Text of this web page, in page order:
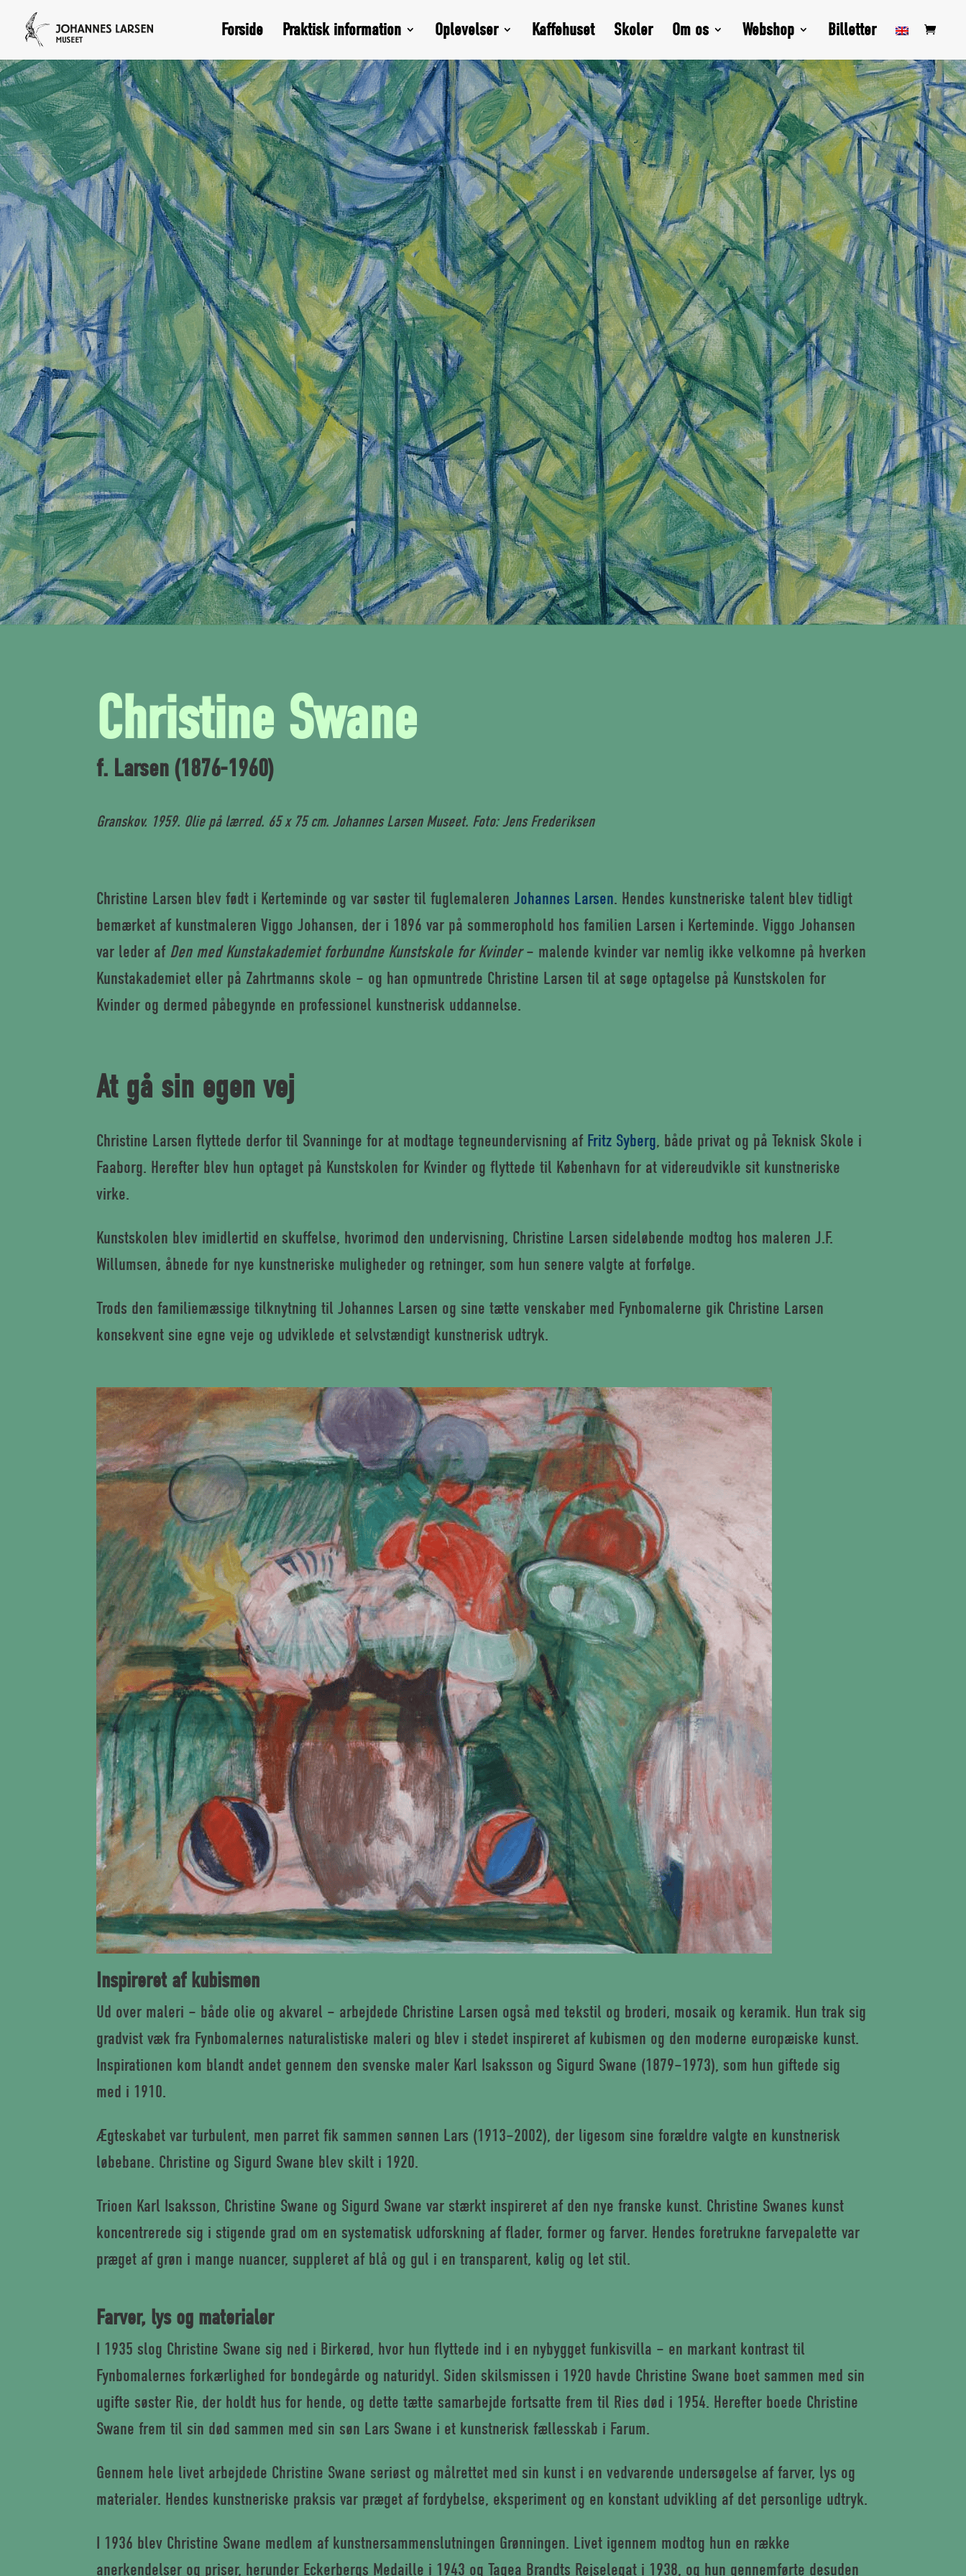
Forside Praktisk information Oplevelser Kaffehuset Skoler Om os Webshop Billetter
Christine Swane
f. Larsen (1876-1960)
Granskov. 1959. Olie på lærred. 65 x 75 cm. Johannes Larsen Museet. Foto: Jens Frederiksen
Christine Larsen blev født i Kerteminde og var søster til fuglemalerenJohannes Larsen. Hendes kunstneriske talent blev tidligt
bemærket af kunstmaleren Viggo Johansen, der i 1896 var på sommerophold hos familien Larsen i Kerteminde. Viggo Johansen
var leder af Den med Kunstakademiet forbundne Kunstskole for Kvinder– malende kvinder var nemlig ikke velkomne på hverken
Kunstakademiet eller på Zahrtmanns skole – og han opmuntrede Christine Larsen til at søge optagelse på Kunstskolen for
Kvinder og dermed påbegynde en professionel kunstnerisk uddannelse.
At gå sin egen vej
Christine Larsen flyttede derfor til Svanninge for at modtage tegneundervisning af Fritz Syberg, både privat og på Teknisk Skole i
Faaborg. Herefter blev hun optaget på Kunstskolen for Kvinder og flyttede til København for at videreudvikle sit kunstneriske
virke.
Kunstskolen blev imidlertid en skuffelse, hvorimod den undervisning, Christine Larsen sideløbende modtog hos maleren J.F.
Willumsen, åbnede for nye kunstneriske muligheder og retninger, som hun senere valgte at forfølge.
Trods den familiemæssige tilknytning til Johannes Larsen og sine tætte venskaber med Fynbomalerne gik Christine Larsen
konsekvent sine egne veje og udviklede et selvstændigt kunstnerisk udtryk.
Inspireret af kubismen
Ud over maleri – både olie og akvarel – arbejdede Christine Larsen også med tekstil og broderi, mosaik og keramik. Hun trak sig
gradvist væk fra Fynbomaler­nes naturalistiske maleri og blev i stedet inspireret af kubismen og den moderne europæiske kunst.
Inspirationen kom blandt andet gennem den svenske maler Karl Isaksson og Sigurd Swane (1879–1973), som hun giftede sig
med i 1910.
Ægteskabet var turbulent, men parret fik sammen sønnen Lars (1913–2002), der ligesom sine forældre valgte en kunstnerisk
løbebane. Christine og Sigurd Swane blev skilt i 1920.
Trioen Karl Isaksson, Christine Swane og Sigurd Swane var stærkt inspireret af den nye franske kunst. Christine Swanes kunst
koncentrerede sig i stigende grad om en systematisk udforskning af flader, former og farver. Hendes foretrukne farvepalette var
præget af grøn i mange nuancer, suppleret af blå og gul i en transparent, kølig og let stil.
Farver, lys og materialer
I 1935 slog Christine Swane sig ned i Birkerød, hvor hun flyttede ind i en nybygget funkisvilla – en markant kontrast til
Fynbomaler­nes forkærlighed for bondegårde og naturidyl. Siden skilsmissen i 1920 havde Christine Swane boet sammen med sin
ugifte søster Rie, der holdt hus for hende, og dette tætte samarbejde fortsatte frem til Ries død i 1954. Herefter boede Christine
Swane frem til sin død sammen med sin søn Lars Swane i et kunstnerisk fællesskab i Farum.
Gennem hele livet arbejdede Christine Swane seriøst og målrettet med sin kunst i en vedvarende undersøgelse af farver, lys og
materialer. Hendes kunstneriske praksis var præget af fordybelse, eksperiment og en konstant udvikling af det personlige udtryk.
I 1936 blev Christine Swane medlem af kunstnersammenslutningen Grønningen. Livet igennem modtog hun en række
anerkendelser og priser, herunder Eckerbergs Medaille i 1943 og Tagea Brandts Rejselegat i 1938, og hun gennemførte desuden